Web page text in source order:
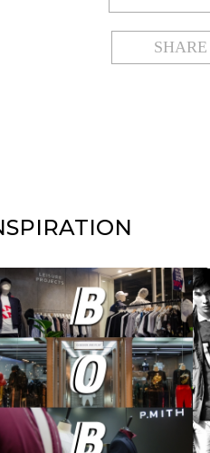
SHARE